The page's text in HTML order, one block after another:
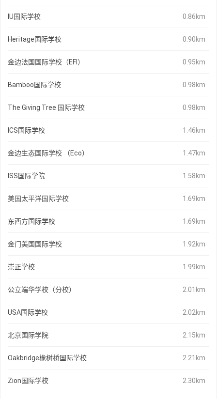
IU国际学校 0.86km
Heritage国际学校 0.90km
金边法国国际学校（EFI） 0.95km
Bamboo国际学校 0.98km
The Giving Tree 国际学校 0.98km
ICS国际学校 1.46km
金边生态国际学校 （Eco） 1.47km
ISS国际学院 1.58km
美国太平洋国际学校 1.69km
东西方国际学校 1.69km
金门美国国际学校 1.92km
崇正学校 1.99km
公立端华学校（分校） 2.01km
USA国际学校 2.02km
北京国际学院 2.15km
Oakbridge橡树桥国际学校 2.21km
Zion国际学校 2.30km